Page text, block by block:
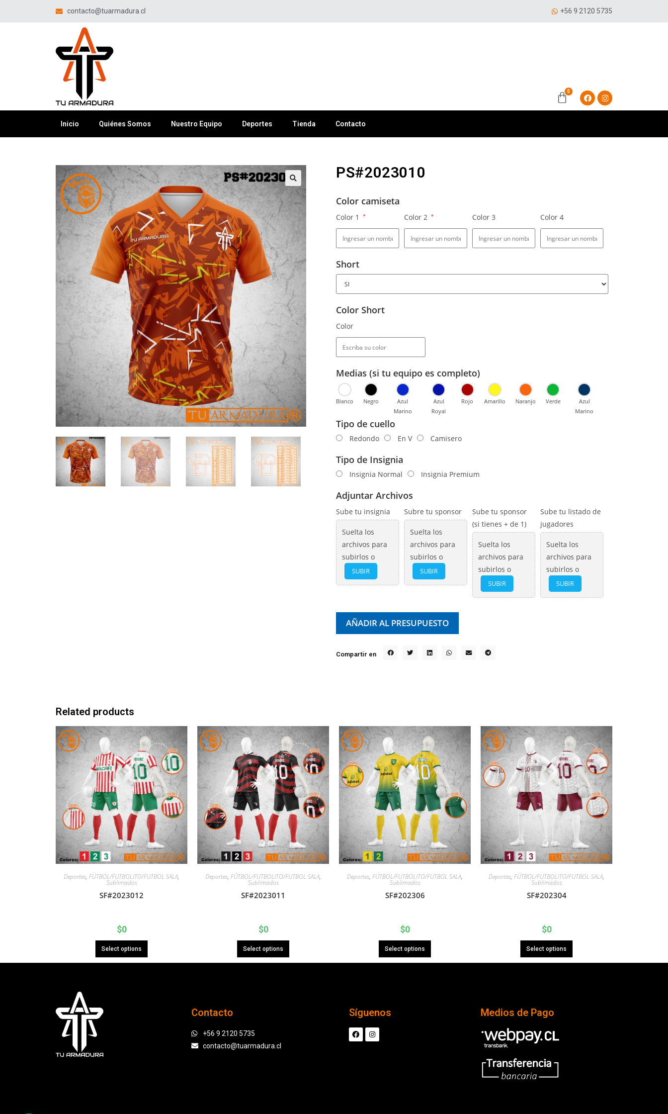
contacto@tuarmadura.cl +56 9 2120 5735
Inicio Quiénes Somos Nuestro Equipo Deportes Tienda Contacto
🔍
PS#2023010
Color camiseta
Color 1 * Color 2 * Color 3 Color 4
Short
Color Short
Color
Medias (si tu equipo es completo)
Blanco Negro
Azul
Marino
Azul
Royal
Rojo Amarillo Naranjo Verde
Azul
Marino
Tipo de cuello
Redondo En V Camisero
Tipo de Insignia
Insignia Normal Insignia Premium
Adjuntar Archivos
Sube tu insignia
Suelta los
archivos para
subirlos o
SUBIR
Subre tu sponsor
Suelta los
archivos para
subirlos o
SUBIR
Sube tu sponsor
(si tienes + de 1)
Suelta los
archivos para
subirlos o
SUBIR
Sube tu listado de
jugadores
Suelta los
archivos para
subirlos o
SUBIR
AÑADIR AL PRESUPUESTO
Compartir en
Related products
Deportes, FÚTBOL/FUTBOLITO/FUTBOL SALA,
Sublimados
SF#2023012
$0
Select options
Deportes, FÚTBOL/FUTBOLITO/FUTBOL SALA,
Sublimados
SF#2023011
$0
Select options
Deportes, FÚTBOL/FUTBOLITO/FUTBOL SALA,
Sublimados
SF#202306
$0
Select options
Deportes, FÚTBOL/FUTBOLITO/FUTBOL SALA,
Sublimados
SF#202304
$0
Select options
Contacto
+56 9 2120 5735
contacto@tuarmadura.cl
Síguenos Medios de Pago